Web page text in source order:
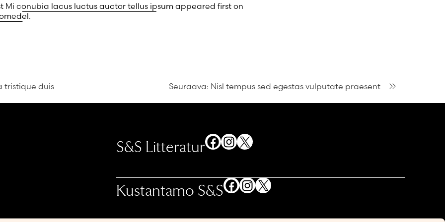
Mi conubia lacus luctus auctor tellus ipsumappeared first on
.
tristique duis Seuraava: Nisl tempus sed egestas vulputate praesent
S&S Litteratur Facebook
Instagram
X
Kustantamo S&S Facebook
Instagram
X